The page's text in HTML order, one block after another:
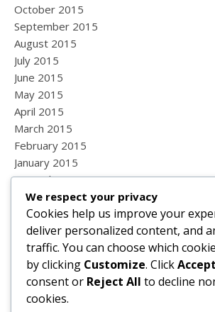
October 2015
September 2015
August 2015
July 2015
June 2015
May 2015
April 2015
March 2015
February 2015
January 2015
December 2014
November 2014
October 2014
September 2014
August 2014
July 2014
June 2014
May 2014
We respect your privacy
Cookies help us improve your
deliver personalized content, and
traffic. You can choose which
by clicking Customize. Click
consent or Reject All to decline
cookies.